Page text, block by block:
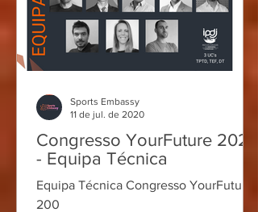
Congresso YourFuture 2020
- Equipa Técnica
Equipa Técnica Congresso YourFuture
200
Sports Embassy
11 de jul. de 2020